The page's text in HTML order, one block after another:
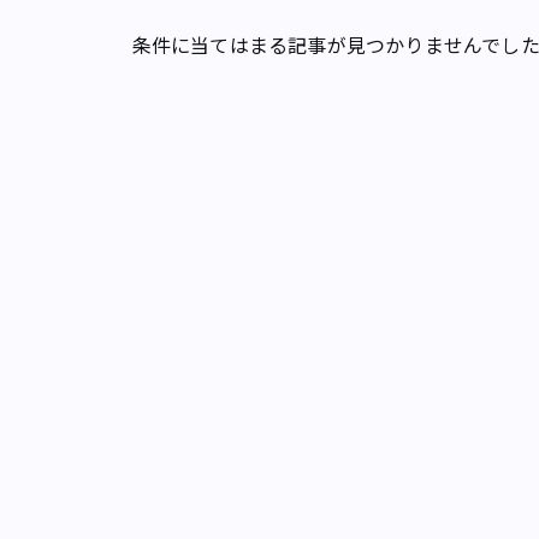
条件に当てはまる記事が見つかりませんでし